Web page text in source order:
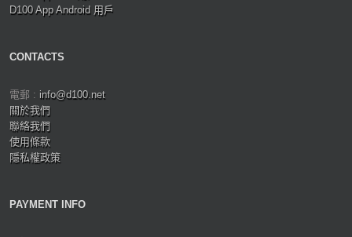
D100 App Android 用戶
CONTACTS
電郵 : info@d100.net
關於我們
聯絡我們
使用條款
隱私權政策
PAYMENT INFO